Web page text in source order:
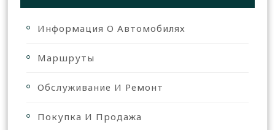
Информация О Автомобилях
Маршруты
Обслуживание И Ремонт
Покупка И Продажа